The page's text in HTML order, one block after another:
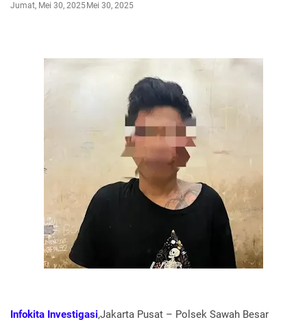
Jumat, Mei 30, 2025 Mei 30, 2025
Infokita Investigasi,Jakarta Pusat – Polsek Sawah Besar